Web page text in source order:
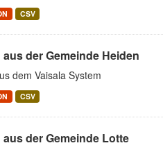
CSV
der Gemeinde Heiden
dem Vaisala System
CSV
der Gemeinde Lotte